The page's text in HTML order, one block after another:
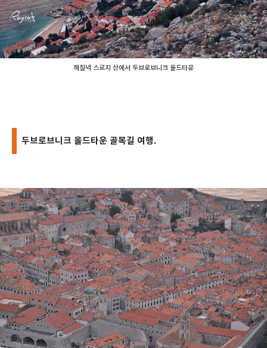
해질녁 스르지 산에서 두브로브니크 올드타운
두브로브니크 올드타운 골목길 여행.